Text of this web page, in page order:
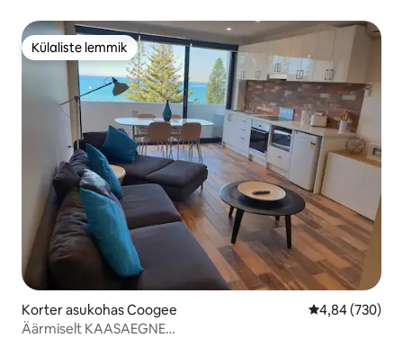
Külaliste lemmik
Külaliste lemmik
Korter asukohas Coogee Keskmine
4,84 (730)
Äärmiselt KAASAEGNE